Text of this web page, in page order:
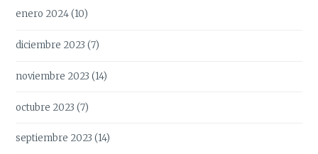
enero 2024(10)
diciembre 2023 (7)
noviembre 2023 (14)
octubre 2023 (7)
septiembre 2023 (14)